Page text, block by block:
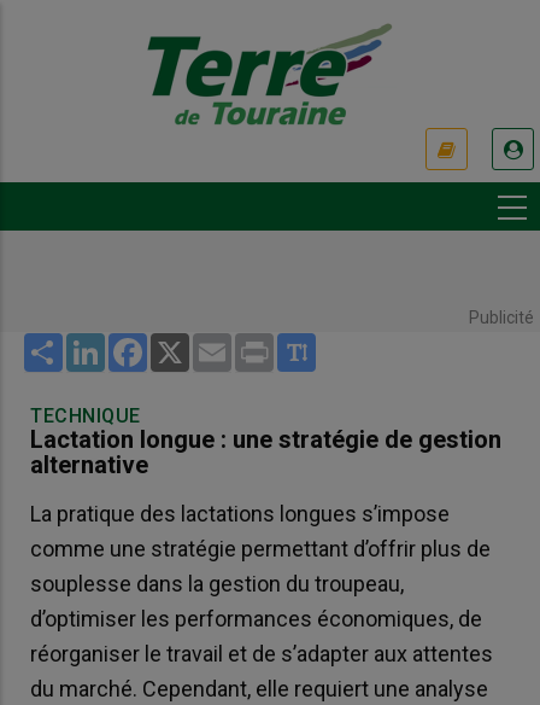
Publicité
Share LinkedInFacebook
X Email Print
TECHNIQUE
Lactation longue : une stratégie de gestion
alternative
La pratique des lactations longues s’impose
comme une stratégie permettant d’offrir plus de
souplesse dans la gestion du troupeau,
d’optimiser les performances économiques, de
réorganiser le travail et de s’adapter aux attentes
du marché. Cependant, elle requiert une analyse